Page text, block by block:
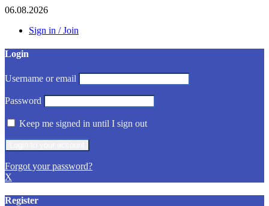
06.08.2026
Sign in / Join
Login
Username or email
Password
Keep me signed in until I sign out
Forgot your password?
X
Register